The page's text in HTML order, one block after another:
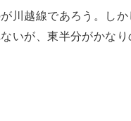
川越線であろう。し
いが、東半分がかな